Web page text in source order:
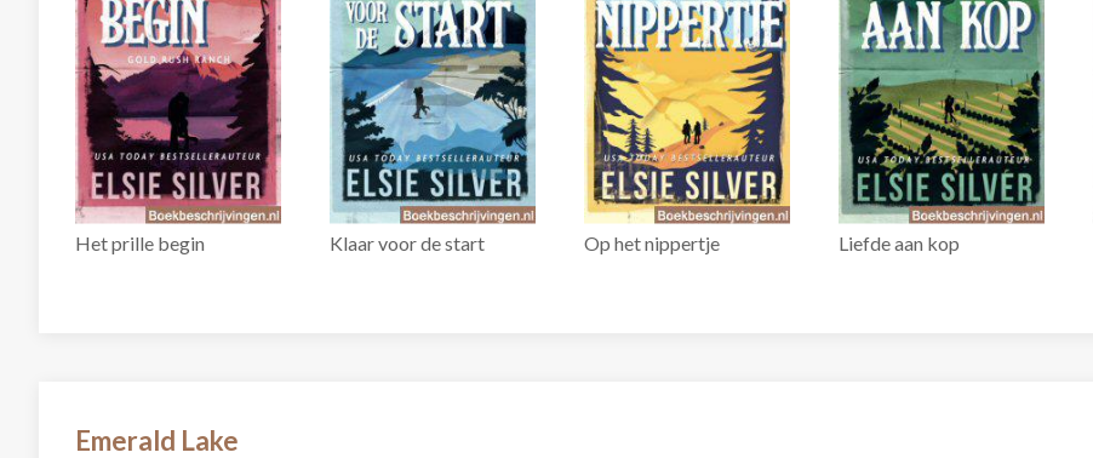
Het prille begin Klaar voor de start Op het nippertje Liefde aan kop
Emerald Lake